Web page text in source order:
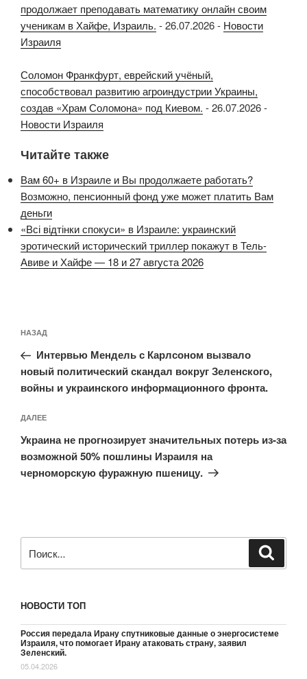
продолжает преподавать математику онлайн своим
ученикам в Хайфе, Израиль. -26.07.2026- Новости
Израиля
Соломон Франкфурт, еврейский учёный,
способствовал развитию агроиндустрии Украины,
создав «Храм Соломона» под Киевом. -26.07.2026-
Новости Израиля
Читайте также
Вам 60+ в Израиле и Вы продолжаете работать?
Возможно, пенсионный фонд уже может платить Вам
деньги
«Всі відтінки спокуси» в Израиле: украинский
эротический исторический триллер покажут в Тель-
Авиве и Хайфе — 18 и 27 августа 2026
по
записям
Предыдущая
запись:
НАЗАД
Интервью Мендель с Карлсоном вызвало
новый политический скандал вокруг Зеленского,
войны и украинского информационного фронта.
Следующая
запись
ДАЛЕЕ
Украина не прогнозирует значительных потерь из-за
возможной 50% пошлины Израиля на
черноморскую фуражную пшеницу.
НОВОСТИ ТОП
Россия передала Ирану спутниковые данные о энергосистеме
Израиля, что помогает Ирану атаковать страну, заявил
Зеленский.
05.04.2026